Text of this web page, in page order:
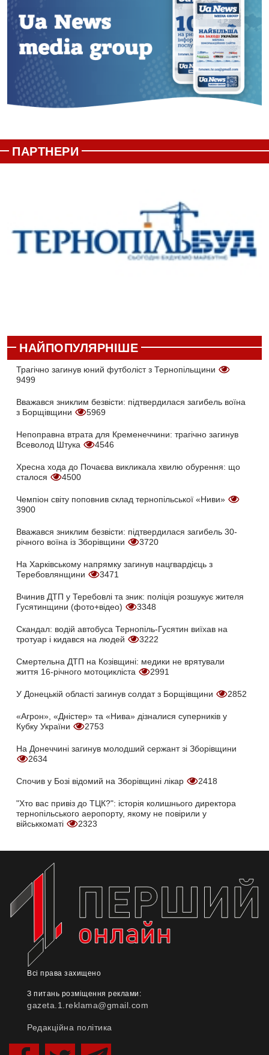
ПАРТНЕРИ
НАЙПОПУЛЯРНІШЕ
Трагічно загинув юний футболіст з Тернопільщини
9499
Вважався зниклим безвісти: підтвердилася загибель воїна
з Борщівщини
5969
Непоправна втрата для Кременеччини: трагічно загинув
Всеволод Штука
4546
Хресна хода до Почаєва викликала хвилю обурення: що
сталося
4500
Чемпіон світу поповнив склад тернопільської «Ниви»
3900
Вважався зниклим безвісти: підтвердилася загибель 30-
річного воїна із Зборівщини
3720
На Харківському напрямку загинув нацгвардієць з
Теребовлянщини
3471
Вчинив ДТП у Теребовлі та зник: поліція розшукує жителя
Гусятинщини (фото+відео)
3348
Скандал: водій автобуса Тернопіль-Гусятин виїхав на
тротуар і кидався на людей
3222
Смертельна ДТП на Козівщині: медики не врятували
життя 16-річного мотоцикліста
2991
У Донецькій області загинув солдат з Борщівщини 2852
«Агрон», «Дністер» та «Нива» дізналися суперників у
Кубку України
2753
На Донеччині загинув молодший сержант зі Зборівщини
2634
Спочив у Бозі відомий на Зборівщині лікар 2418
"Хто вас привіз до ТЦК?": історія колишнього директора
тернопільського аеропорту, якому не повірили у
військкоматі
2323
Всі права захищено
З питань розміщення реклами:
gazeta.1.reklama@gmail.com
Редакційна політика